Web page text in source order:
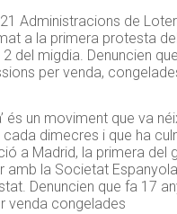
Administracions de
a la primera protesta
del migdia. Denuncien
per venda,
és un moviment que va
dimecres i que ha
a Madrid, la primera del
amb la Societat
Denuncien que fa 17
venda congelades